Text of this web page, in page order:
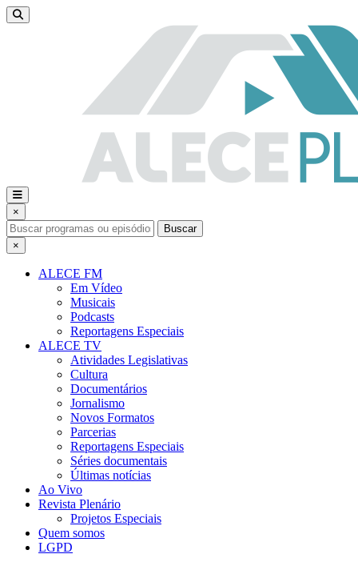
×
Buscar
×
ALECE FM
Em Vídeo
Musicais
Podcasts
Reportagens Especiais
ALECE TV
Atividades Legislativas
Cultura
Documentários
Jornalismo
Novos Formatos
Parcerias
Reportagens Especiais
Séries documentais
Últimas notícias
Ao Vivo
Revista Plenário
Projetos Especiais
Quem somos
LGPD